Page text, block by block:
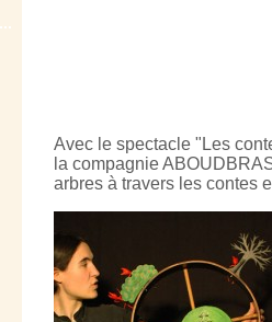
Avec le spectacle "Les
la compagnie
arbres à travers les contes